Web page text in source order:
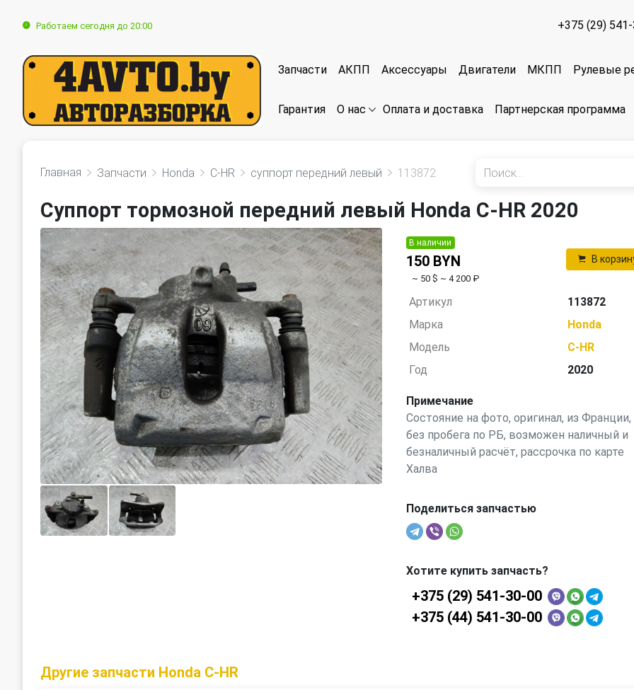
Работаем сегодня до 20:00 +375 (29)
Запчасти АКПП Аксессуары Двигатели МКПП Рулевые
Гарантия О нас Оплата и доставка Партнерская программа
Главная Запчасти Honda C-HR суппорт передний левый 113872
Суппорт тормозной передний левый Honda C-HR 2020
В наличии
150 BYN
~ 50 $ ~ 4 200 ₽
В
Артикул
113872
Марка
Honda
Модель
C-HR
Год
2020
Примечание
Состояние на фото, оригинал, из Франции,
без пробега по РБ, возможен наличный и
безналичный расчёт, рассрочка по карте
Халва
Поделиться запчастью
Хотите купить запчасть?
+375 (29) 541-30-00
+375 (44) 541-30-00
Другие запчасти Honda C-HR